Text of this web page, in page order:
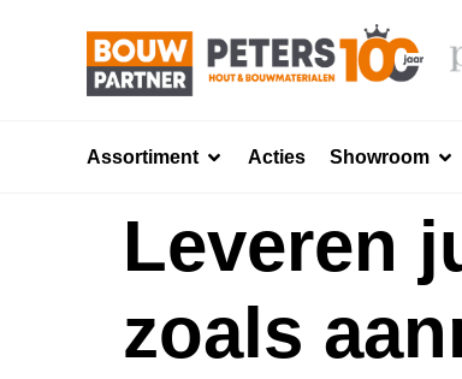
Assortiment Acties Showroom
Leveren
zoals